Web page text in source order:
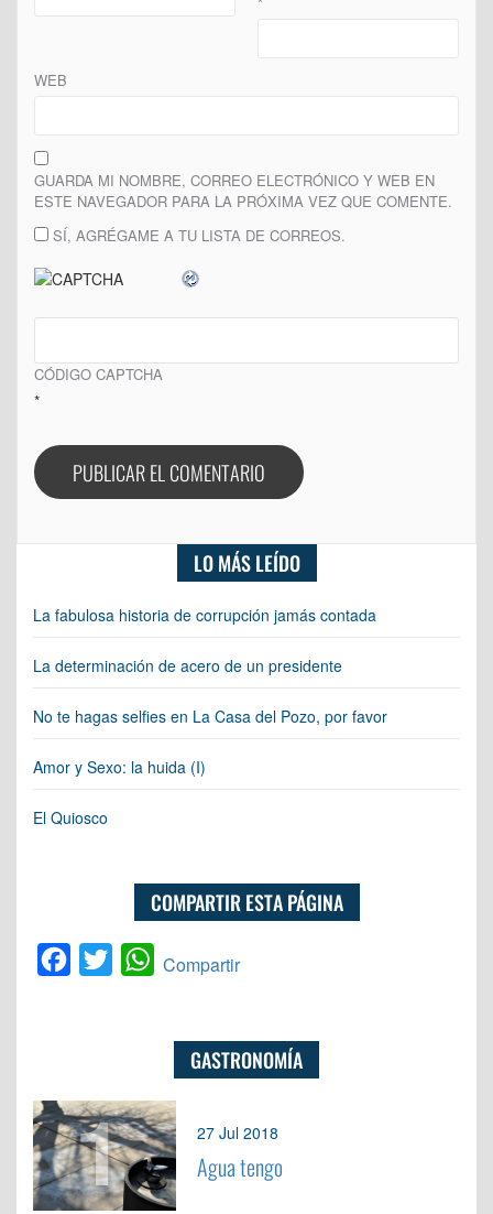
WEB
GUARDA MI NOMBRE, CORREO ELECTRÓNICO Y WEB EN
ESTE NAVEGADOR PARA LA PRÓXIMA VEZ QUE COMENTE.
SÍ, AGRÉGAME A TU LISTA DE CORREOS.
CÓDIGO CAPTCHA
*
LO MÁS LEÍDO
La fabulosa historia de corrupción jamás contada
La determinación de acero de un presidente
No te hagas selfies en La Casa del Pozo, por favor
Amor y Sexo: la huida (I)
El Quiosco
COMPARTIR ESTA PÁGINA
Facebook
Twitter WhatsApp
Compartir
GASTRONOMÍA
1 27 Jul 2018
Agua tengo